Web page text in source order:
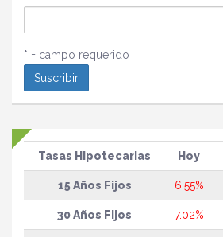
* = campo requerido
Tasas Hipotecarias Hoy
15 Años Fijos 6.55%
30 Años Fijos 7.02%